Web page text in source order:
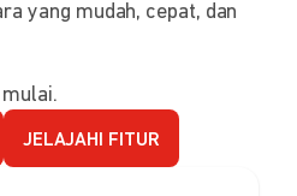
yang mudah, cepat, dan
JELAJAHI FITUR